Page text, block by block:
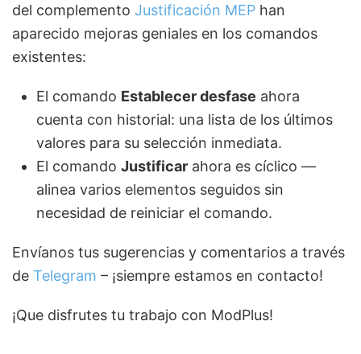
del complemento Justificación MEP han
aparecido mejoras geniales en los comandos
existentes:
El comando Establecer desfase ahora
cuenta con historial: una lista de los últimos
valores para su selección inmediata.
El comando Justificar ahora es cíclico —
alinea varios elementos seguidos sin
necesidad de reiniciar el comando.
Envíanos tus sugerencias y comentarios a través
de Telegram – ¡siempre estamos en contacto!
¡Que disfrutes tu trabajo con ModPlus!